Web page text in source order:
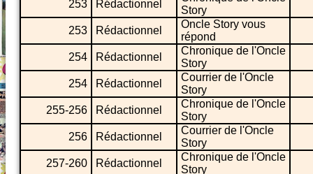
253 Rédactionnel
Story
253
Rédactionnel
Oncle Story vous
répond
254
Rédactionnel
Chronique de l'Oncle
Story
254
Rédactionnel
Courrier de l'Oncle
Story
255-256
Rédactionnel
Chronique de l'Oncle
Story
256
Rédactionnel
Courrier de l'Oncle
Story
257-260
Rédactionnel
Chronique de l'Oncle
Story